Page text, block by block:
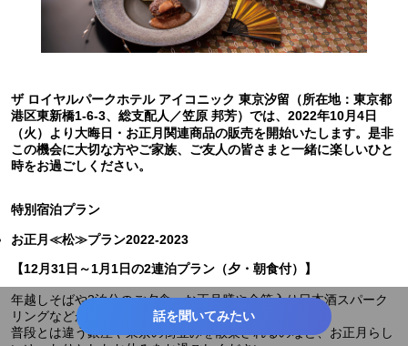
ザ ロイヤルパークホテル アイコニック 東京汐留（所在地：東京都
港区東新橋1-6-3、総支配人／笠原 邦芳）では、2022年10月4日
（火）より大晦日・お正月関連商品の販売を開始いたします。是非
この機会に大切な方やご家族、ご友人の皆さまと一緒に楽しいひと
時をお過ごしください。
特別宿泊プラン
お正月≪松≫プラン2022-2023
【12月31日～1月1日の2連泊プラン（夕・朝食付）】
年越しそばや2泊分のご夕食、お正月膳や金箔入り日本酒スパーク
リングなどがついた2連泊プラン。
普段とは違う銀座や東京の街並みを散策されるのなど、お正月らし
話を聞いてみたい